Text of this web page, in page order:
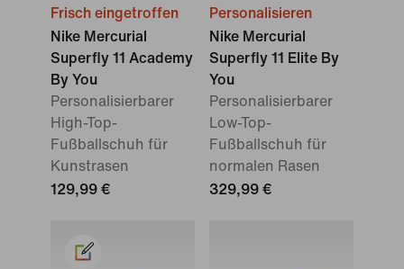
Frisch eingetroffen
Nike Mercurial
Superfly 11 Academy
By You
Personalisierbarer
High-Top-
Fußballschuh für
Kunstrasen
129,99 €
Personalisieren
Nike Mercurial
Superfly 11 Elite By
You
Personalisierbarer
Low-Top-
Fußballschuh für
normalen Rasen
329,99 €